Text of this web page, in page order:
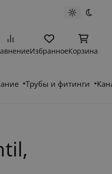
Светлая
ИзбранноеКорзина
Трубы и фитинги